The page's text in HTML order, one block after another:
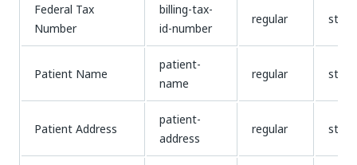
Federal Tax
Number
billing-tax-
id-number
regular string
Patient Name
patient-
name
regular string
Patient Address
patient-
address
regular string